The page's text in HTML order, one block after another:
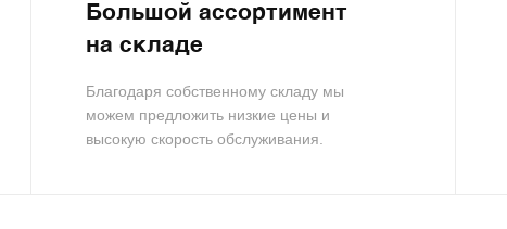
Большой ассортимент
на складе
Благодаря собственному складу мы
можем предложить низкие цены и
высокую скорость обслуживания.